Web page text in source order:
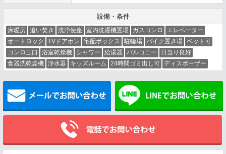
設備・条件
床暖房 追い焚き 洗浄便座 室内洗濯機置場 ガスコンロ
エレベーター
オートロック
TVドアホン 宅配ボックス 駐輪場 バイク置き場 ペット可
コンロ三口
浴室乾燥機 シャワー 給湯器 バルコニー
日当り良好
食器洗乾燥機 浄水器 キッズルーム 24時間ゴミ出し可 ディスポーザー
メールでお問い合わせ